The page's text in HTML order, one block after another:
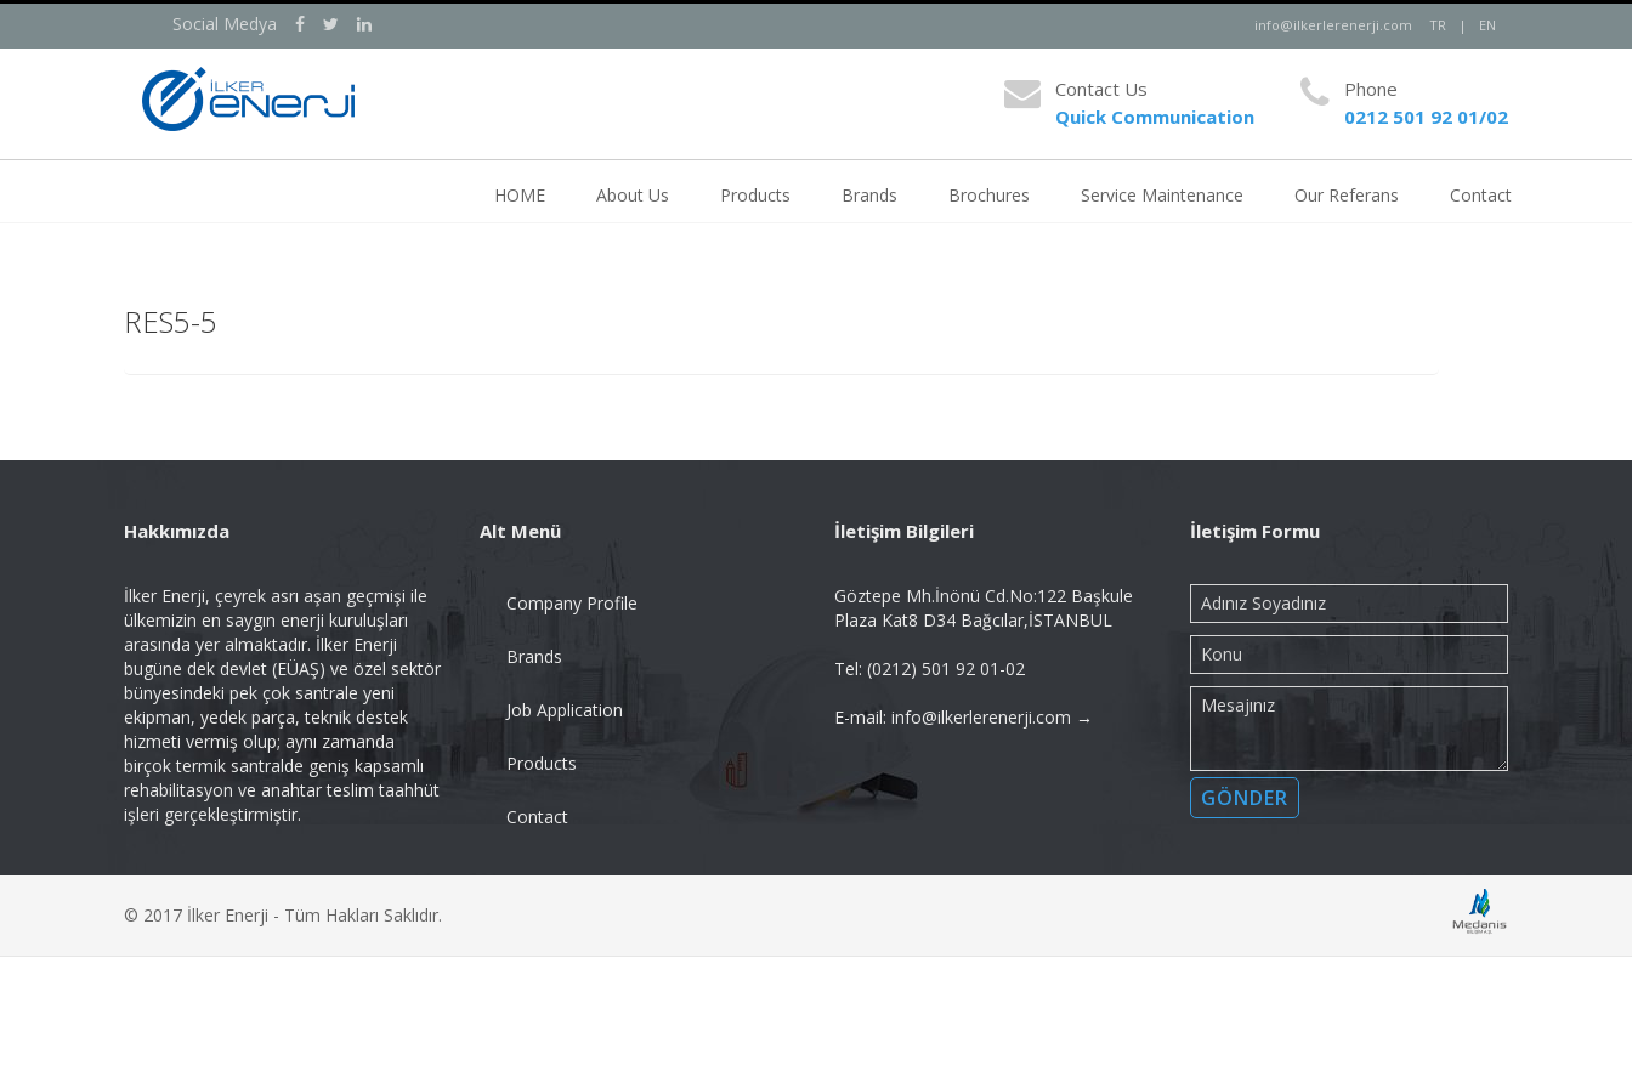
Social Medya info@ilkerlerenerji.com TR | EN
Contact Us
Quick Communication
Phone
0212 501 92 01/02
HOME About Us Products Brands Brochures Service Maintenance Our Referans Contact
RES5-5
Hakkımızda
İlker Enerji, çeyrek asrı aşan geçmişi ile
ülkemizin en saygın enerji kuruluşları
arasında yer almaktadır. İlker Enerji
bugüne dek devlet (EÜAŞ) ve özel sektör
bünyesindeki pek çok santrale yeni
ekipman, yedek parça, teknik destek
hizmeti vermiş olup; aynı zamanda
birçok termik santralde geniş kapsamlı
rehabilitasyon ve anahtar teslim taahhüt
işleri gerçekleştirmiştir.
Alt Menü
Company Profile
Brands
Job Application
Products
Contact
İletişim Bilgileri
Göztepe Mh.İnönü Cd.No:122 Başkule
Plaza Kat8 D34 Bağcılar,İSTANBUL
Tel: (0212) 501 92 01-02
E-mail: info@ilkerlerenerji.com →
İletişim Formu
© 2017 İlker Enerji - Tüm Hakları Saklıdır.